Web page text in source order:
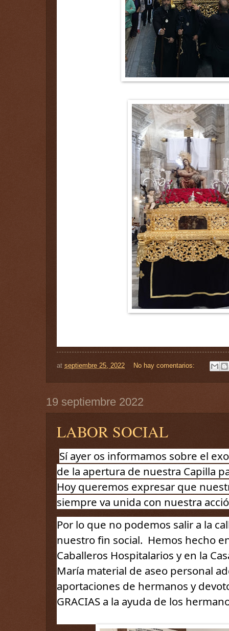
at septiembre 25, 2022 No hay comentarios:
19 septiembre 2022
LABOR SOCIAL
Sí ayer os informamos sobre el
de la apertura de nuestra Capilla
Hoy queremos expresar que
siempre va unida con nuestra
Por lo que no podemos salir a la
nuestro fin social.  Hemos hecho
Caballeros Hospitalarios y en la
María material de aseo personal
aportaciones de hermanos y
GRACIAS a la ayuda de los